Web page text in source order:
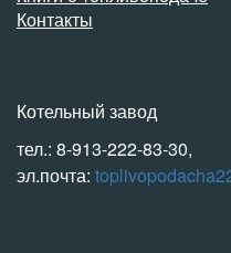
Контакты
Котельный завод
тел.: 8-913-222-83-30,
эл.почта: